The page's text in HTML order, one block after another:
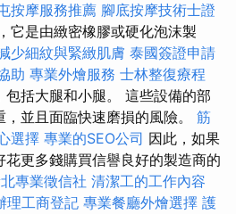
按摩服務推薦 腳底按摩技術士證
它是由緻密橡膠或硬化泡沫製
少細紋與緊緻肌膚 泰國簽證申請
助 專業外燴服務 士林整復療程
包括大腿和小腿。 這些設備的部
並且面臨快速磨損的風險。 筋
選擇 專業的SEO公司 因此，如果
更多錢購買信譽良好的製造商的
專業徵信社 清潔工的工作內容
理工商登記 專業餐廳外燴選擇 護